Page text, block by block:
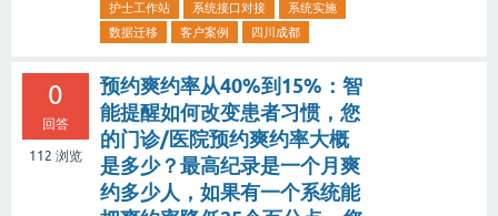
护士工作站
系统接口对接
系统实施
数据迁移
客户案例 四川成都
0
回答
112 浏览
预约爽约率从40%到15%：智
能提醒如何改变患者习惯，您
的门诊/医院预约爽约率大概
是多少？最高纪录是一个月爽
约多少人，如果有一个系统能